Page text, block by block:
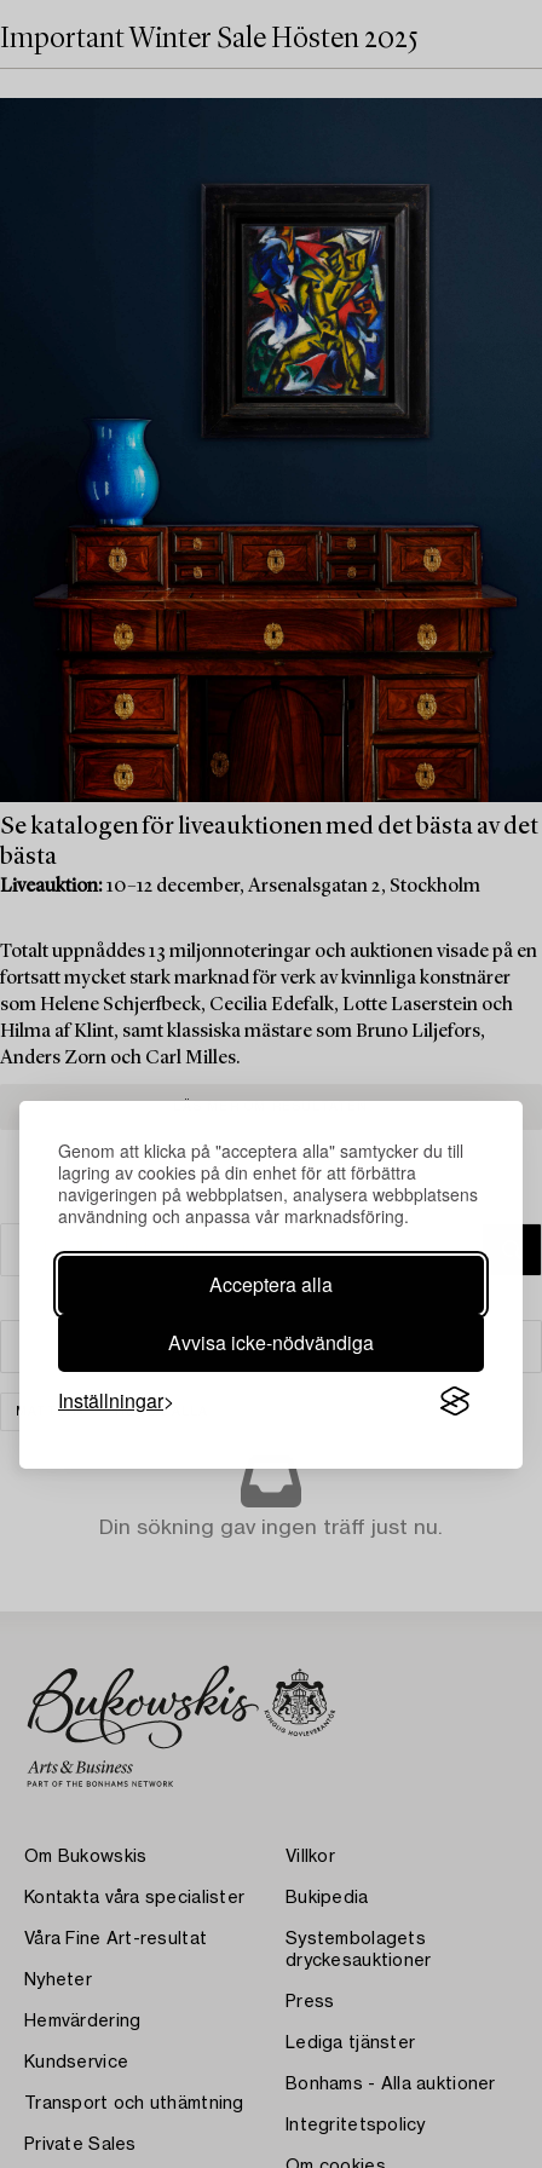
Genom att klicka på "acceptera alla" samtycker du till
lagring av cookies på din enhet för att förbättra
navigeringen på webbplatsen, analysera webbplatsens
användning och anpassa vår marknadsföring.
Acceptera alla
Avvisa icke-nödvändiga
Inställningar
Important Winter Sale Hösten 2025
Se katalogen för liveauktionen med det bästa av det
bästa
Liveauktion:10–12 december, Arsenalsgatan 2, Stockholm
Totalt uppnåddes 13 miljonnoteringar och auktionen visade på en
fortsatt mycket stark marknad för verk av kvinnliga konstnärer
som Helene Schjerfbeck, Cecilia Edefalk, Lotte Laserstein och
Hilma af Klint, samt klassiska mästare som Bruno Liljefors,
Anders Zorn och Carl Milles.
Filter
MATTOR RENSA ALLA
Din sökning gav ingen träff just nu.
Om Bukowskis
Kontakta våra specialister
Våra Fine Art-resultat
Nyheter
Hemvärdering
Kundservice
Transport och uthämtning
Private Sales
Villkor
Bukipedia
Systembolagets
dryckesauktioner
Press
Lediga tjänster
Bonhams - Alla auktioner
Integritetspolicy